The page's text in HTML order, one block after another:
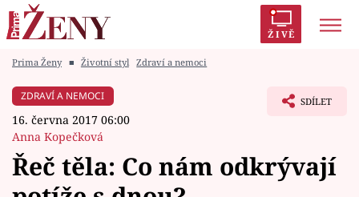
ŽIVĚ
Módní alarm
Zrádci
Prima Ženy ■ Životní styl Zdraví a nemoci
ZDRAVÍ A NEMOCI
16. června 2017 06:00
Anna Kopečková
SDÍLET
Řeč těla: Co nám odkrývají